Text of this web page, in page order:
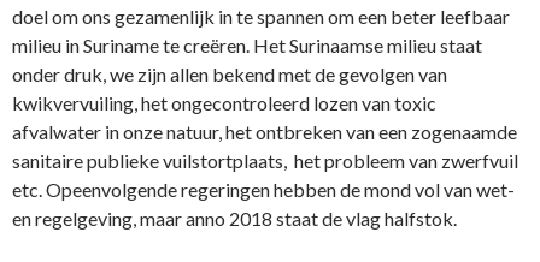
doel om ons gezamenlijk in te spannen om een beter leefbaar
milieu in Suriname te creëren. Het Surinaamse milieu staat
onder druk, we zijn allen bekend met de gevolgen van
kwikvervuiling, het ongecontroleerd lozen van toxic
afvalwater in onze natuur, het ontbreken van een zogenaamde
sanitaire publieke vuilstortplaats, het probleem van zwerfvuil
etc. Opeenvolgende regeringen hebben de mond vol van wet-
en regelgeving, maar anno 2018 staat de vlag halfstok.